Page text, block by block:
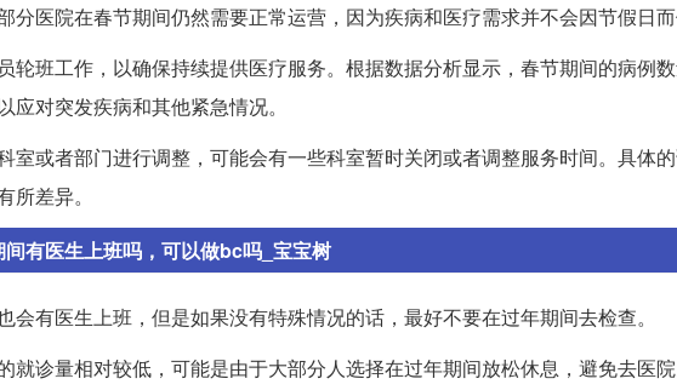
分医院在春节期间仍然需要正常运营，因为疾病和医疗需求并不会因节假日而
轮班工作，以确保持续提供医疗服务。根据数据分析显示，春节期间的病例
对突发疾病和其他紧急情况。
室或者部门进行调整，可能会有一些科室暂时关闭或者调整服务时间。具体
差异。
有医生上班吗，可以做bc吗_宝宝树
会有医生上班，但是如果没有特殊情况的话，最好不要在过年期间去检查。
就诊量相对较低，可能是由于大部分人选择在过年期间放松休息，避免去医